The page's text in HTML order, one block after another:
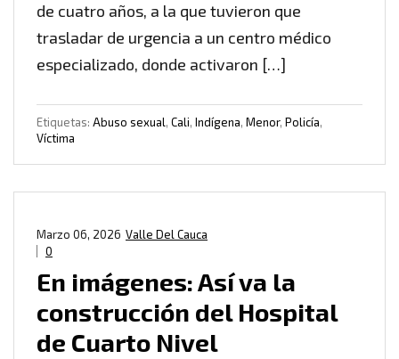
de cuatro años, a la que tuvieron que
trasladar de urgencia a un centro médico
especializado, donde activaron […]
Etiquetas: Abuso sexual, Cali, Indígena, Menor, Policía,
Víctima
Valle Del Cauca
Marzo 06, 2026
0
En imágenes: Así va la
construcción del Hospital
de Cuarto Nivel